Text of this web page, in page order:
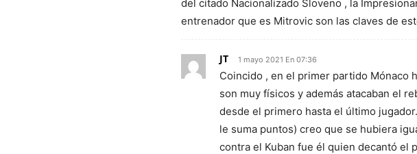
del citado Nacionalizado Sloveno , la
entrenador que es Mitrovic son las claves de
JT 1 mayo 2021 En 07:36
Coincido , en el primer partido Mónaco
son muy físicos y además atacaban el
desde el primero hasta el último
le suma puntos) creo que se hubiera
contra el Kuban fue él quien decantó el